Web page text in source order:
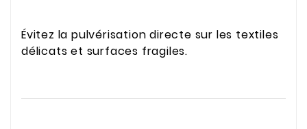
Évitez la pulvérisation directe sur les textiles
délicats et surfaces fragiles.